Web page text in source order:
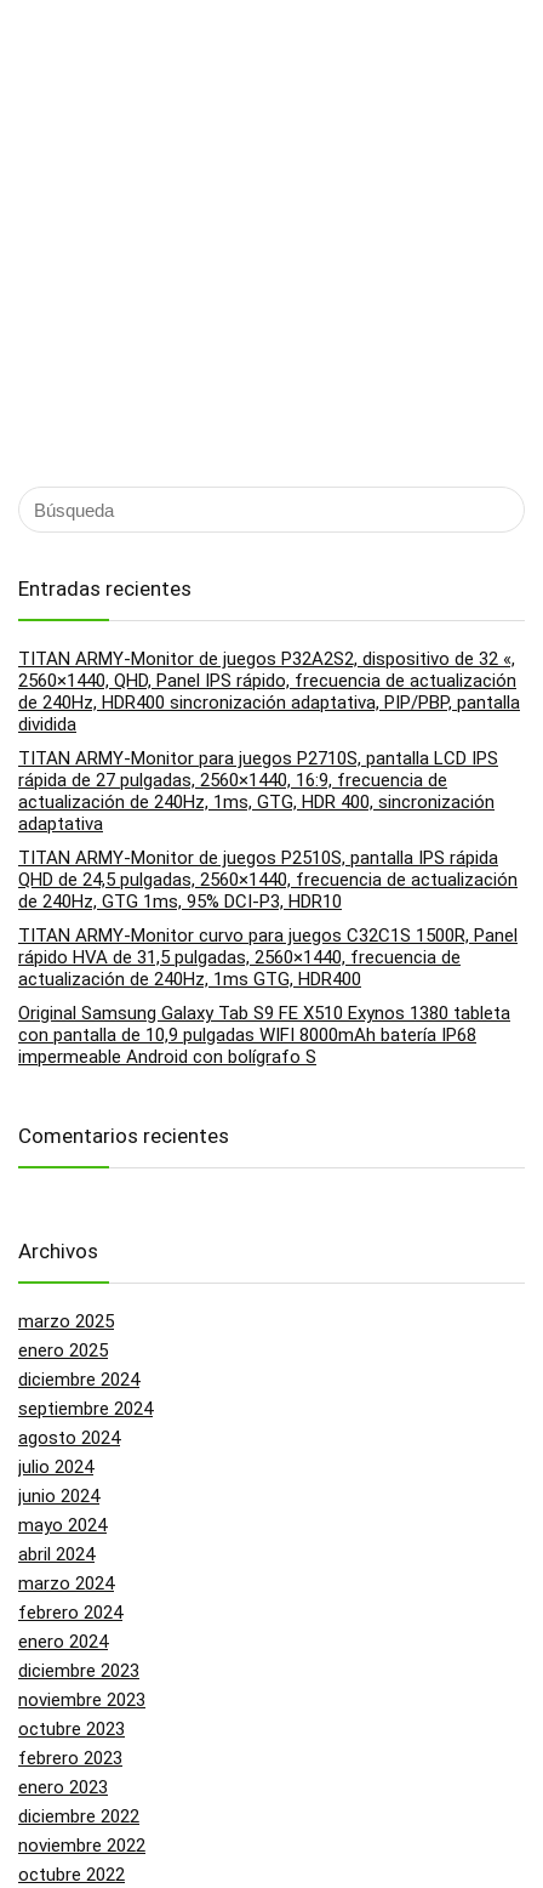
Entradas recientes
TITAN ARMY-Monitor de juegos P32A2S2, dispositivo de 32 «,
2560×1440, QHD, Panel IPS rápido, frecuencia de actualización
de 240Hz, HDR400 sincronización adaptativa, PIP/PBP, pantalla
dividida
TITAN ARMY-Monitor para juegos P2710S, pantalla LCD IPS
rápida de 27 pulgadas, 2560×1440, 16:9, frecuencia de
actualización de 240Hz, 1ms, GTG, HDR 400, sincronización
adaptativa
TITAN ARMY-Monitor de juegos P2510S, pantalla IPS rápida
QHD de 24,5 pulgadas, 2560×1440, frecuencia de actualización
de 240Hz, GTG 1ms, 95% DCI-P3, HDR10
TITAN ARMY-Monitor curvo para juegos C32C1S 1500R, Panel
rápido HVA de 31,5 pulgadas, 2560×1440, frecuencia de
actualización de 240Hz, 1ms GTG, HDR400
Original Samsung Galaxy Tab S9 FE X510 Exynos 1380 tableta
con pantalla de 10,9 pulgadas WIFI 8000mAh batería IP68
impermeable Android con bolígrafo S
Comentarios recientes
Archivos
marzo 2025
enero 2025
diciembre 2024
septiembre 2024
agosto 2024
julio 2024
junio 2024
mayo 2024
abril 2024
marzo 2024
febrero 2024
enero 2024
diciembre 2023
noviembre 2023
octubre 2023
febrero 2023
enero 2023
diciembre 2022
noviembre 2022
octubre 2022